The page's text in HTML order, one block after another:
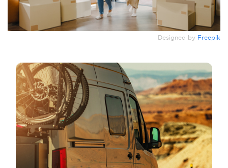
Designed by Freepik